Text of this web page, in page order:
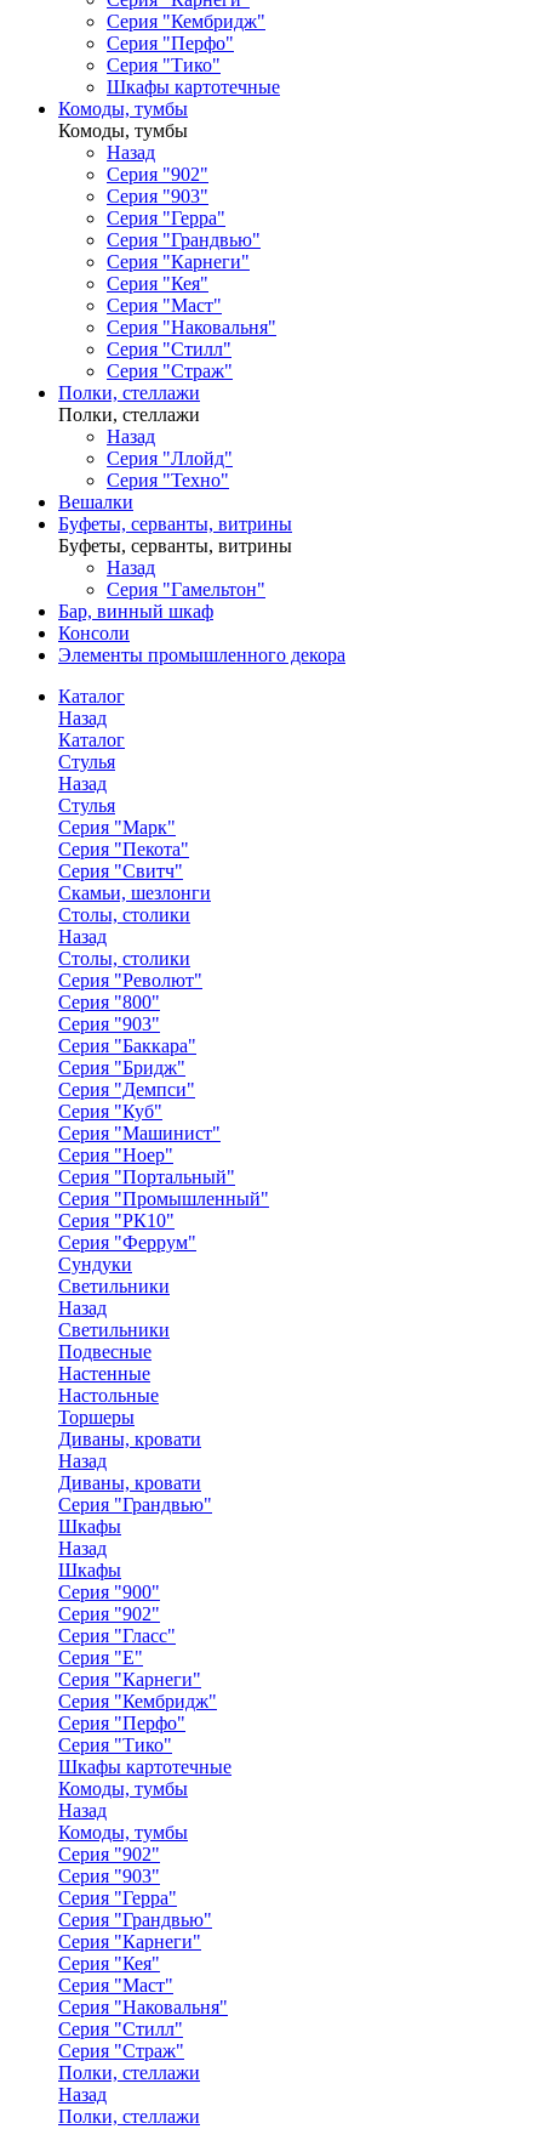
Серия "Кембридж"
Серия "Перфо"
Серия "Тико"
Шкафы картотечные
Комоды, тумбы
Комоды, тумбы
Назад
Серия "902"
Серия "903"
Серия "Герра"
Серия "Грандвью"
Серия "Карнеги"
Серия "Кея"
Серия "Маст"
Серия "Наковальня"
Серия "Стилл"
Серия "Страж"
Полки, стеллажи
Полки, стеллажи
Назад
Серия "Ллойд"
Серия "Техно"
Вешалки
Буфеты, серванты, витрины
Буфеты, серванты, витрины
Назад
Серия "Гамельтон"
Бар, винный шкаф
Консоли
Элементы промышленного декора
Каталог
Назад
Каталог
Стулья
Назад
Стулья
Серия "Марк"
Серия "Пекота"
Серия "Свитч"
Скамьи, шезлонги
Столы, столики
Назад
Столы, столики
Серия "Револют"
Серия "800"
Серия "903"
Серия "Баккара"
Серия "Бридж"
Серия "Демпси"
Серия "Куб"
Серия "Машинист"
Серия "Ноер"
Серия "Портальный"
Серия "Промышленный"
Серия "РК10"
Серия "Феррум"
Сундуки
Светильники
Назад
Светильники
Подвесные
Настенные
Настольные
Торшеры
Диваны, кровати
Назад
Диваны, кровати
Серия "Грандвью"
Шкафы
Назад
Шкафы
Серия "900"
Серия "902"
Серия "Гласс"
Серия "Е"
Серия "Карнеги"
Серия "Кембридж"
Серия "Перфо"
Серия "Тико"
Шкафы картотечные
Комоды, тумбы
Назад
Комоды, тумбы
Серия "902"
Серия "903"
Серия "Герра"
Серия "Грандвью"
Серия "Карнеги"
Серия "Кея"
Серия "Маст"
Серия "Наковальня"
Серия "Стилл"
Серия "Страж"
Полки, стеллажи
Назад
Полки, стеллажи